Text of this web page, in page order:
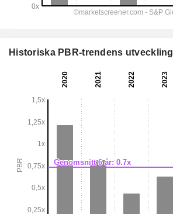
Historiska PBR-trendens utveckling